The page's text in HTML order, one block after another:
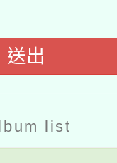
及節水達
福系列
景藝術
送出
list